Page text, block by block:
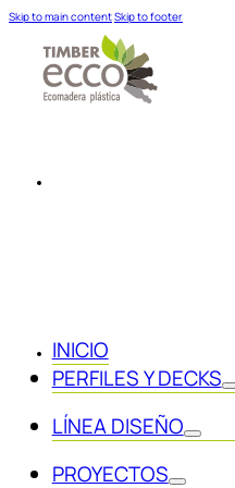
Skip to main contentSkip to footer
INICIO
PERFILES Y DECKS
LÍNEA DISEÑO
PROYECTOS